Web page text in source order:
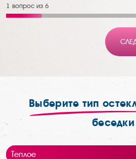
1 вопрос из 6
Выберите тип
беседки
Теплое
Холодное
Панорамное
Безрамное
Раздвижое